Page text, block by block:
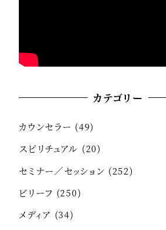
カテゴリー
カウンセラー (49)
スピリチュアル (20)
セミナー／セッション (252)
ビリーフ (250)
メディア (34)